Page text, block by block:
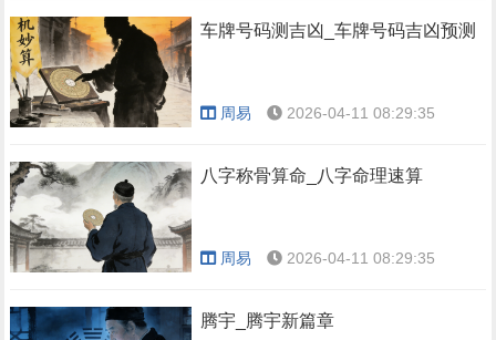
车牌号码测吉凶_车牌号码吉凶预测
周易 2026-04-11 08:29:35
八字称骨算命_八字命理速算
周易 2026-04-11 08:29:35
腾宇_腾宇新篇章